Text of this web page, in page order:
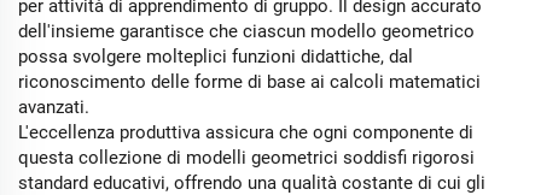
per attività di apprendimento di gruppo. Il design accurato
dell'insieme garantisce che ciascun modello geometrico
possa svolgere molteplici funzioni didattiche, dal
riconoscimento delle forme di base ai calcoli matematici
avanzati.
L'eccellenza produttiva assicura che ogni componente di
questa collezione di modelli geometrici soddisfi rigorosi
standard educativi, offrendo una qualità costante di cui gli